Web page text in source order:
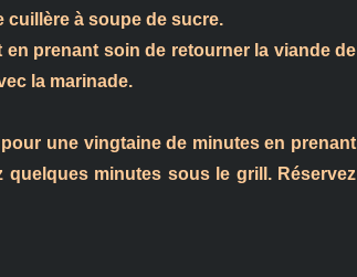
cuillère à soupe de sucre.
prenant soin de retourner la viande de
la marinade.
une vingtaine de minutes en prenant
minutes sous le grill. Réservez